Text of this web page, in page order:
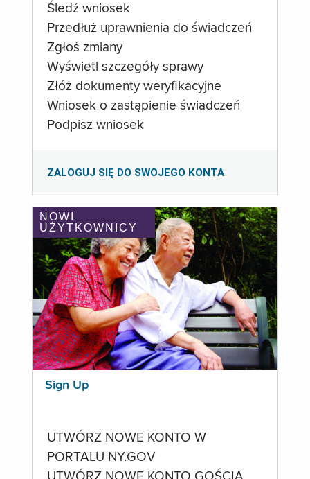
Śledź wniosek
Przedłuż uprawnienia do świadczeń
Zgłoś zmiany
Wyświetl szczegóły sprawy
Złóż dokumenty weryfikacyjne
Wniosek o zastąpienie świadczeń
Podpisz wniosek
ZALOGUJ SIĘ DO SWOJEGO KONTA
NOWI
UŻYTKOWNICY
Sign Up
UTWÓRZ NOWE KONTO W
PORTALU NY.GOV